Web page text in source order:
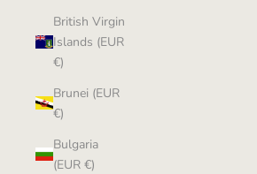
British Virgin
Islands (EUR
€)
Brunei (EUR
€)
Bulgaria
(EUR €)